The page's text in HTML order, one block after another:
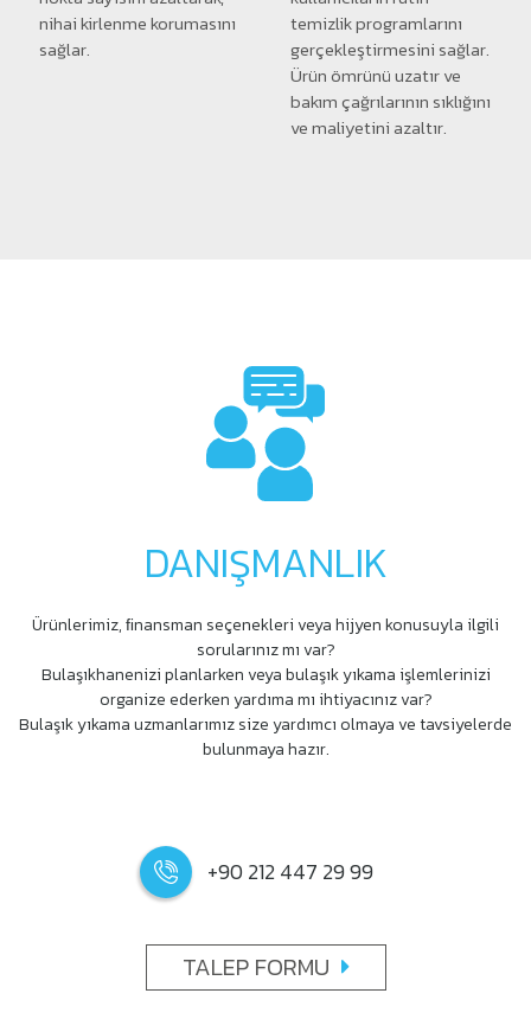
nihai kirlenme korumasını
sağlar.
temizlik programlarını
gerçekleştirmesini sağlar.
Ürün ömrünü uzatır ve
bakım çağrılarının sıklığını
ve maliyetini azaltır.
DANIŞMANLIK
Ürünlerimiz, ﬁnansman seçenekleri veya hijyen konusuyla ilgili
sorularınız mı var?
Bulaşıkhanenizi planlarken veya bulaşık yıkama işlemlerinizi
organize ederken yardıma mı ihtiyacınız var?
Bulaşık yıkama uzmanlarımız size yardımcı olmaya ve tavsiyelerde
bulunmaya hazır.
+90 212 447 29 99
TALEP FORMU